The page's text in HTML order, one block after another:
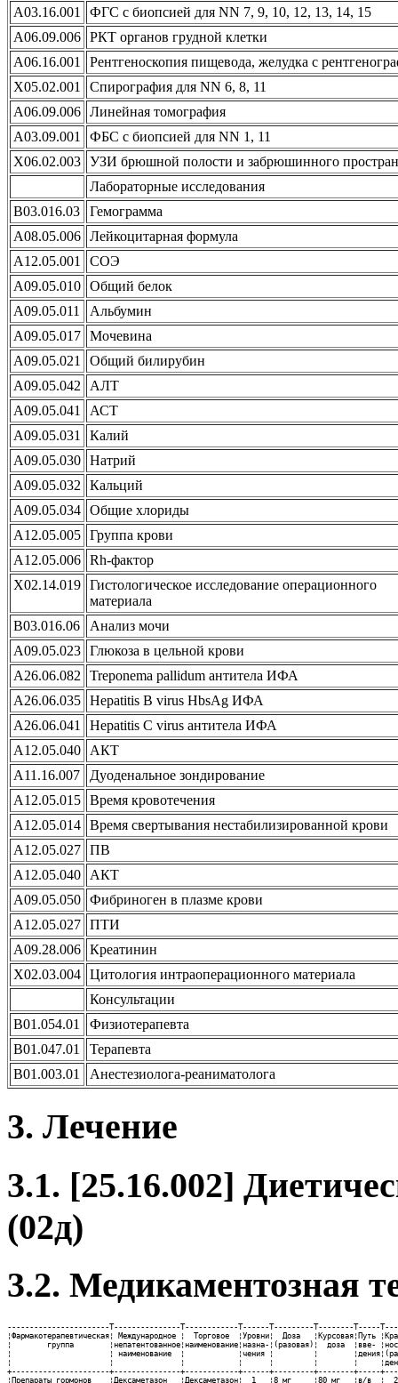
A03.16.001
ФГС с биопсией для NN 7, 9, 10, 12, 13, 14, 15
A06.09.006 РКТ органов грудной клетки
A06.16.001
Рентгеноскопия пищевода, желудка с
X05.02.001
Спирография для NN 6, 8, 11
A06.09.006 Линейная томография
A03.09.001
ФБС с биопсией для NN 1, 11
X06.02.003 УЗИ брюшной полости и забрюшинного
Лабораторные исследования
B03.016.03
Гемограмма
A08.05.006 Лейкоцитарная формула
A12.05.001
СОЭ
A09.05.010 Общий белок
A09.05.011
Альбумин
A09.05.017 Мочевина
A09.05.021
Общий билирубин
A09.05.042
АЛТ
A09.05.041
АСТ
A09.05.031
Калий
A09.05.030 Натрий
A09.05.032
Кальций
A09.05.034 Общие хлориды
A12.05.005 Группа крови
A12.05.006 Rh-фактор
X02.14.019 Гистологическое исследование операционного
материала
B03.016.06
Анализ мочи
A09.05.023 Глюкоза в цельной крови
A26.06.082
Treponema pallidum антитела ИФА
A26.06.035 Hepatitis B virus HbsAg ИФА
A26.06.041
Hepatitis C virus антитела ИФА
A12.05.040
АКТ
A11.16.007
Дуоденальное зондирование
A12.05.015 Время кровотечения
A12.05.014 Время свертывания нестабилизированной крови
A12.05.027 ПВ
A12.05.040
АКТ
A09.05.050 Фибриноген в плазме крови
A12.05.027 ПТИ
A09.28.006 Креатинин
X02.03.004 Цитология интраоперационного материала
Консультации
B01.054.01
Физиотерапевта
B01.047.01
Терапевта
B01.003.01
Анестезиолога-реаниматолога
3. Лечение
3.1. [25.16.002]
(02д)
3.2. Медикаментозная
-----------------------T---------------T------------T------T---------T--------T-----
¦Фармакотерапевтическая¦ Международное ¦  Торговое  ¦Уровни¦  Доза   ¦Курсовая¦Путь
¦        группа        ¦непатентованное¦наименование¦назна-¦(разовая)¦  доза  ¦вве-
¦                      ¦ наименование  ¦            ¦чения ¦         ¦        ¦дения¦(раз/
¦                      ¦               ¦            ¦      ¦         ¦        ¦
+----------------------+---------------+------------+------+---------+--------+-----
¦Препараты гормонов    ¦Дексаметазон   ¦Дексаметазон¦  1   ¦8 мг     ¦80 мг   ¦в/в